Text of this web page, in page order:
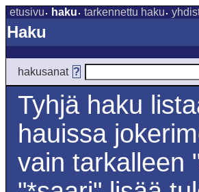
etusivu haku tarkennettu haku
Haku
hakusanat ?
Tyhjä haku
hauissa
vain tarkalleen